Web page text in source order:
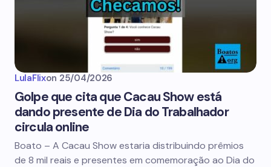
LulaFlixon 25/04/2026
Golpe que cita que Cacau Show está
dando presente de Dia do Trabalhador
circula online
Boato – A Cacau Show estaria distribuindo prêmios
de 8 mil reais e presentes em comemoração ao Dia do